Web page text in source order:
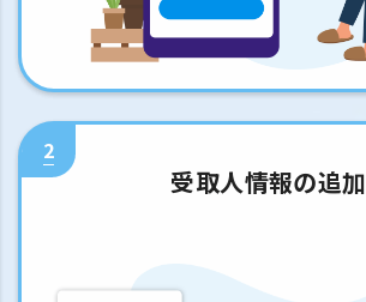
2
受取人情報の追加